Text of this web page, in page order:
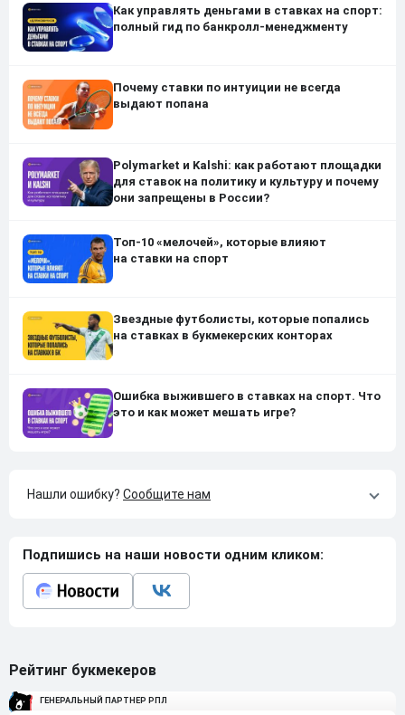
Как управлять деньгами в ставках на спорт:
полный гид по банкролл-менеджменту
Почему ставки по интуиции не всегда
выдают попана
Polymarket и Kalshi: как работают площадки
для ставок на политику и культуру и почему
они запрещены в России?
Топ-10 «мелочей», которые влияют
на ставки на спорт
Звездные футболисты, которые попались
на ставках в букмекерских конторах
Ошибка выжившего в ставках на спорт. Что
это и как может мешать игре?
Нашли ошибку? Сообщите нам
Подпишись на наши новости одним кликом:
Рейтинг букмекеров
ГЕНЕРАЛЬНЫЙ ПАРТНЕР РПЛ